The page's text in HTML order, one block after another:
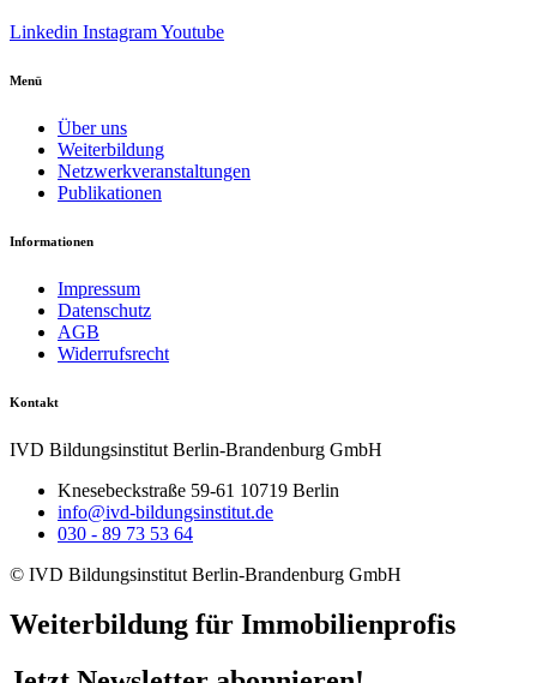
Linkedin InstagramYoutube
Menü
Über uns
Weiterbildung
Netzwerkveranstaltungen
Publikationen
Informationen
Impressum
Datenschutz
AGB
Widerrufsrecht
Kontakt
IVD Bildungsinstitut Berlin-Brandenburg GmbH
Knesebeckstraße 59-61 10719 Berlin
info@ivd-bildungsinstitut.de
030 - 89 73 53 64
© IVD Bildungsinstitut Berlin-Brandenburg GmbH
Weiterbildung für Immobilienprofis